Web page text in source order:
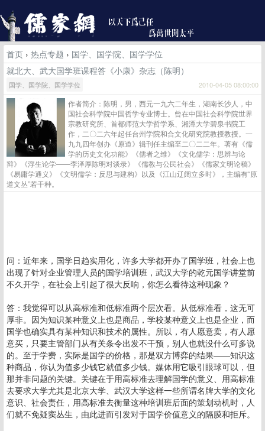
首页 › 热点专题 › 国学、国学院、国学学位
就北大、武大国学班课程答《小康》杂志（陈明）
国学、国学院、国学学位 2010-04-05 08:00:00
作者简介：陈明，男，西元一九六二年生，湖南长沙人，中
国社会科学院中国哲学专业博士。曾在中国社会科学院世界
宗教研究所、首都师范大学哲学系、湘潭大学碧泉书院工
作，二〇二六年起任台州学院和合文化研究院教授教授。一
九九四年创办《原道》辑刊任主编至二〇二二年。著有《儒
学的历史文化功能》《儒者之维》《文化儒学：思辨与论
辩》《浮生论学——李泽厚陈明对谈录》《儒教与公民社会》《儒家文明论稿》
《易庸学通义》《文明儒学：反思与建构》以及《江山辽阔立多时》，主编有“原
道文丛”若干种。
问：近年来，国学日趋实用化，许多大学都开办了国学班，社会上也
出现了针对企业管理人员的国学培训班，武汉大学的乾元国学讲堂前
不久开学，在社会上引起了很大反响，你怎么看待这种现象？
答：我觉得可以从高标准和低标准两个层次看。从低标准看，这无可
厚非。因为知识某种意义上也是商品，学校某种意义上也是企业，而
国学也确实具有某种知识和技术的属性。所以，有人愿意卖，有人愿
意买，只要主管部门从有关条令出发不干预，别人也就没什么可多说
的。至于学费，实际是国学的价格，那是双方博弈的结果――知识这
种商品，你认为值多少钱它就值多少钱。媒体用它吸引眼球可以，但
那并非问题的关键。关键在于用高标准去理解国学的意义、用高标准
去要求大学尤其是北京大学、武汉大学这样一些所谓名牌大学的文化
意识、社会责任，用高标准去衡量这种培训班后面的策划动机时，人
们就不免疑窦丛生，由此进而引发对于国学价值意义的隔膜和拒斥。